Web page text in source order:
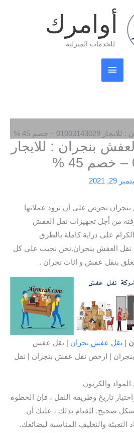
أوامرك
للخدمات المنزلية
القائمة
الرئيسية
– خصم 45 %
بنجران : للايجار
29, 2021
تحرص على أن تزود عملائها
من أجل تجهيزات نقل العفش
على دراية كاملة بالطرق
نقل العفش بنجران.نحن نجيب على كل
بنقل عفش و اثاث نجران .
نقل عفش نجران | نقل عفش
| ارخص نقل عفش بنجران | نقل
والكرتون
تاريخ وطريقة النقل ، فإن الخطوة
صحيح. للقيام بذلك ، عليك أن
التعبئة والتغليف المناسبة لبضائعك.